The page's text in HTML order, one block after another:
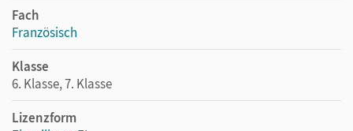
Fach
Französisch
Klasse
6. Klasse, 7. Klasse
Lizenzform